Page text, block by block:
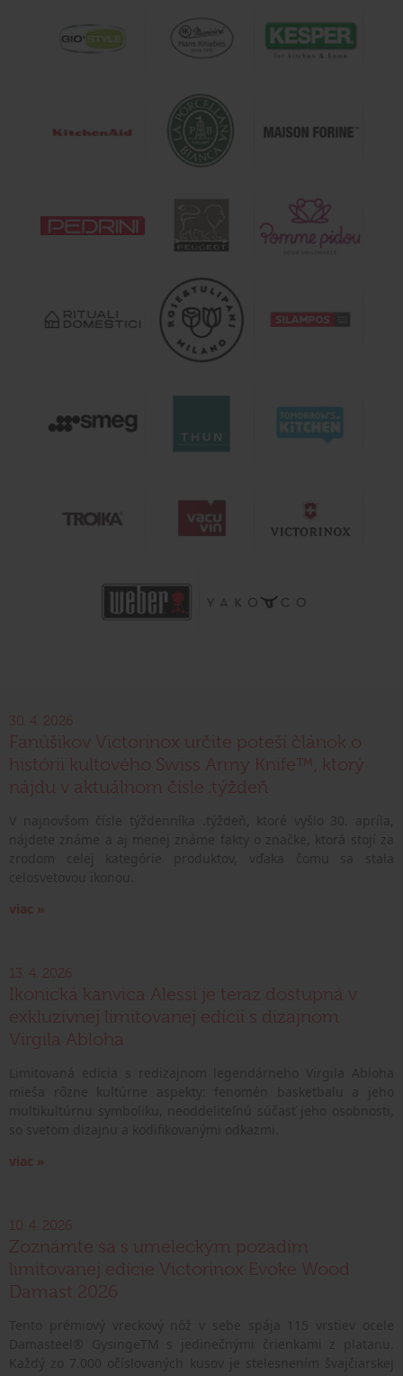
30. 4. 2026
Fanúšikov Victorinox určite poteší článok o
histórii kultového Swiss Army Knife™, ktorý
nájdu v aktuálnom čísle .týždeň
viac »
13. 4. 2026
Ikonická kanvica Alessi je teraz dostupná v
exkluzívnej limitovanej edícii s dizajnom
Virgila Abloha
viac »
10. 4. 2026
Zoznámte sa s umeleckým pozadím
limitovanej edície Victorinox Evoke Wood
Damast 2026